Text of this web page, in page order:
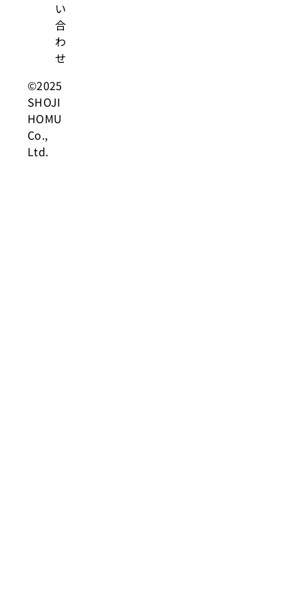
い
合
わ
せ
©2025
SHOJI
HOMU
Co.,
Ltd.